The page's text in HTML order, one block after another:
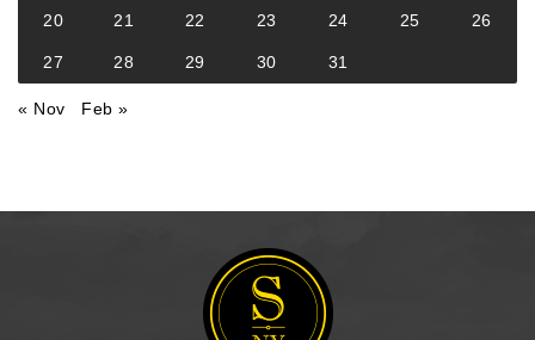
20 21 22 23 24 25 26
27 28 29 30 31
« Nov Feb »